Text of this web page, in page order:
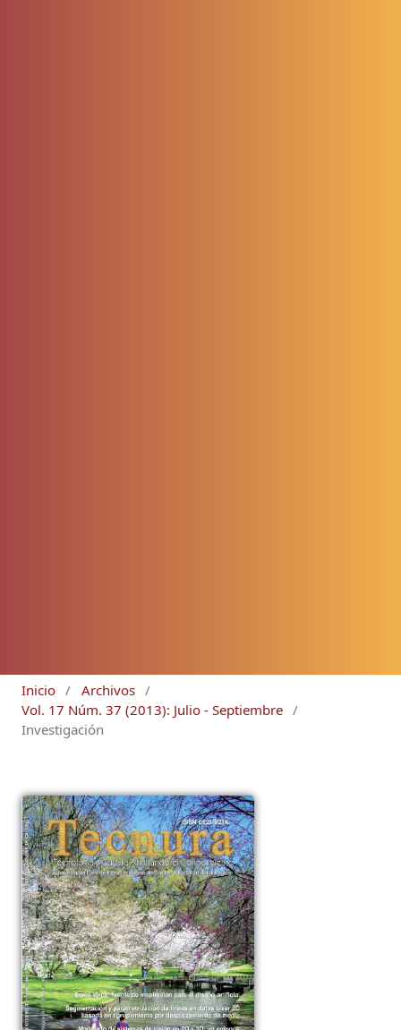
Inicio / Archivos /
Vol. 17 Núm. 37 (2013): Julio - Septiembre /
Investigación